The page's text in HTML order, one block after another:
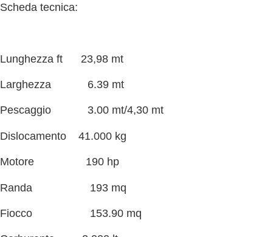
Scheda tecnica:
Lunghezza ft 23,98 mt
Larghezza 6.39 mt
Pescaggio 3.00 mt/4,30 mt
Dislocamento 41.000 kg
Motore 190 hp
Randa 193 mq
Fiocco 153.90 mq